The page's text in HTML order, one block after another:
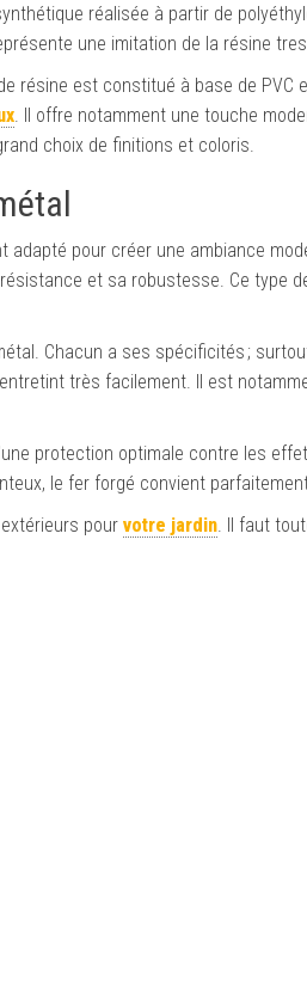
réalisée à partir de
une imitation de la résine
résine est constitué à base de
. Il offre notamment une touche
choix de finitions et coloris.
adapté pour créer une ambiance
et sa robustesse. Ce type
Chacun a ses spécificités ;
très facilement. Il est
protection optimale contre les
le fer forgé convient
pour votre jardin. Il faut